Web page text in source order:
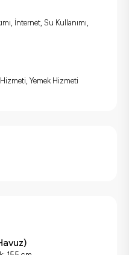
İnternet, Su Kullanımı,
Hizmeti, Yemek Hizmeti
)